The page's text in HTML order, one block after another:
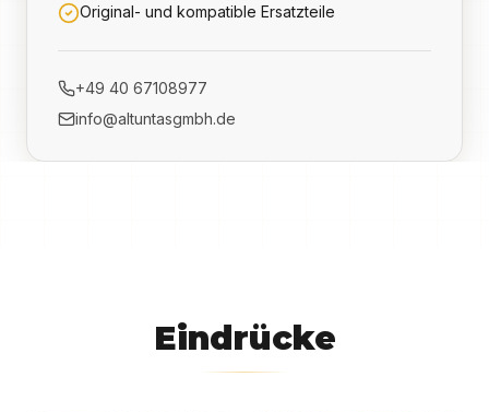
Original- und kompatible Ersatzteile
+49 40 67108977
info@altuntasgmbh.de
Eindrücke